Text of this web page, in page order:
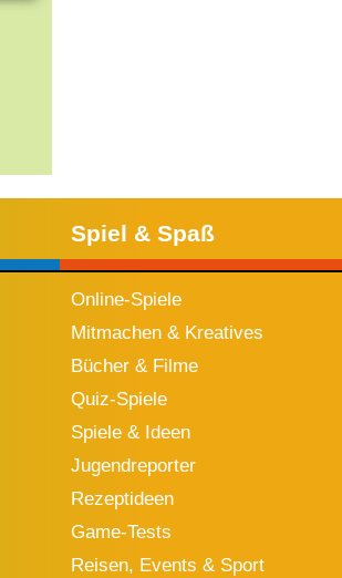
Spiel & Spaß
Online-Spiele
Mitmachen & Kreatives
Bücher & Filme
Quiz-Spiele
Spiele & Ideen
Jugendreporter
Rezeptideen
Game-Tests
Reisen, Events & Sport